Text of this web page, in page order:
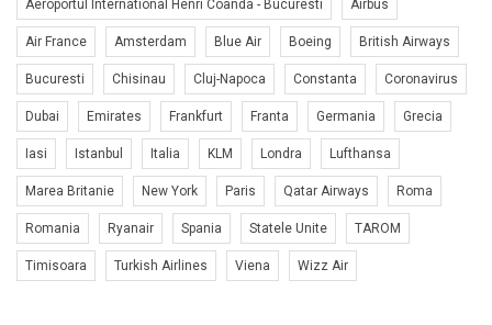
Aeroportul International Henri Coanda - Bucuresti Airbus
Air France Amsterdam Blue Air Boeing British Airways
Bucuresti Chisinau Cluj-Napoca Constanta Coronavirus
Dubai Emirates Frankfurt Franta Germania Grecia
Iasi Istanbul Italia KLM Londra Lufthansa
Marea Britanie New York Paris Qatar Airways Roma
Romania Ryanair Spania Statele Unite TAROM
Timisoara Turkish Airlines Viena Wizz Air